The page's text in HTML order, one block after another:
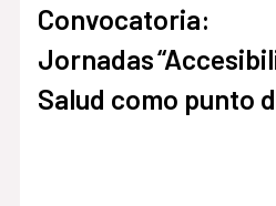
Convocatoria:
Jornadas
Salud como punto